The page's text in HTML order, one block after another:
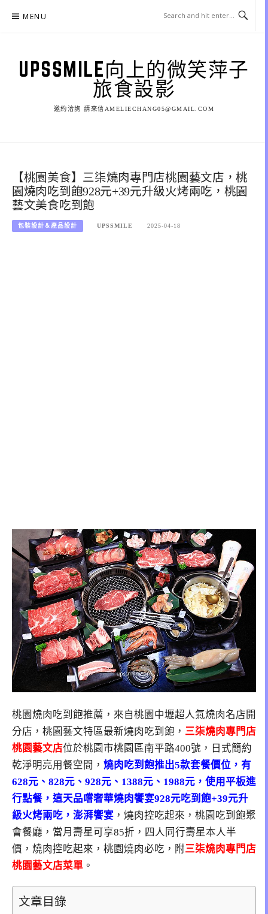
MENU
UPSSMILE向上的微笑萍子
旅食設影
邀約洽詢 請來信AMELIECHANG05@GMAIL.COM
【桃園美食】三柒燒肉專門店桃園藝文店，桃
園燒肉吃到飽928元+39元升級火烤兩吃，桃園
藝文美食吃到飽
包裝設計＆產品設計 UPSSMILE 2025-04-18
桃園燒肉吃到飽推薦，來自桃園中壢超人氣燒肉名店開
分店，桃園藝文特區最新燒肉吃到飽， 三柒燒肉專門店
桃園藝文店位於桃園市桃園區南平路400號，日式簡約
乾淨明亮用餐空間， 燒肉吃到飽推出5款套餐價位，有
628元、828元、928元、1388元、1988元，使用平板進
行點餐，這天品嚐奢華燒肉饗宴928元吃到飽+39元升
級火烤兩吃，澎湃饗宴 ，燒肉控吃起來，桃園吃到飽聚
會餐廳，當月壽星可享85折，四人同行壽星本人半
價，燒肉控吃起來，桃園燒肉必吃 ，附三柒燒肉專門店
桃園藝文店菜單 。
文章目錄